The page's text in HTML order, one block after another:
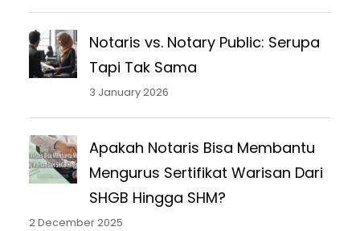
Notaris vs. Notary Public: Serupa
Tapi Tak Sama
3 January 2026
Apakah Notaris Bisa Membantu
Mengurus Sertifikat Warisan Dari
SHGB Hingga SHM?
2 December 2025